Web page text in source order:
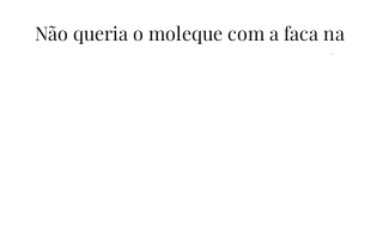
Não queria o moleque com a faca na
mão